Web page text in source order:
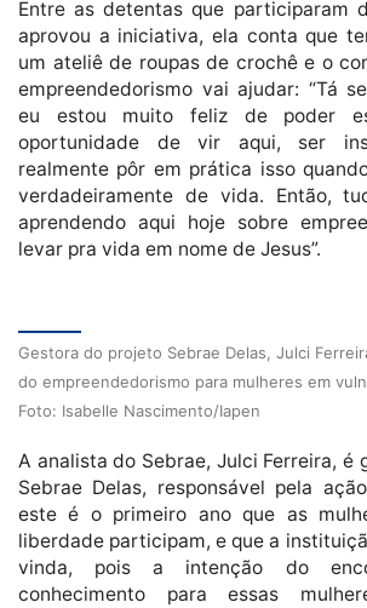
Entre as detentas que participaram
aprovou a iniciativa, ela conta que
um ateliê de roupas de crochê e o
empreendedorismo vai ajudar: “Tá
eu estou muito feliz de poder
oportunidade de vir aqui, ser
realmente pôr em prática isso
verdadeiramente de vida. Então,
aprendendo aqui hoje sobre
levar pra vida em nome de Jesus”.
Gestora do projeto Sebrae Delas, Julci
do empreendedorismo para mulheres em
Foto: Isabelle Nascimento/Iapen
A analista do Sebrae, Julci Ferreira, é
Sebrae Delas, responsável pela
este é o primeiro ano que as
liberdade participam, e que a
vinda, pois a intenção do
conhecimento para essas